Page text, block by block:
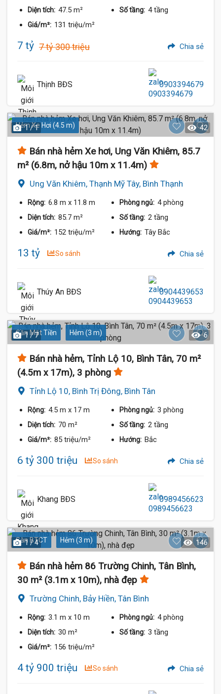
Diện tích: 47.5 m² Số tầng: 4 tầng
Giá/m²: 131 triệu/m²
7 tỷ 7 tỷ 300 triệu Chia sẻ
Thịnh BĐS 0903394679
Hẻm Xe Hơi (4.5 m)
1 / 1 42
Bán nhà hẻm Xe hơi, Ung Văn Khiêm, 85.7
m² (6.8m, nở hậu 10m x 11.4m)
Ung Văn Khiêm, Thạnh Mỹ Tây, Bình Thạnh
Rộng: 6.8 m x 11.8 m Phòng ngủ: 4 phòng
Diện tích: 85.7 m² Số tầng: 2 tầng
Giá/m²: 152 triệu/m² Hướng: Tây Bắc
13 tỷ So sánh Chia sẻ
Thúy An BĐS 0904439653
Gần Mặt Tiền Hẻm (3 m)
1 / 7 6
Bán nhà hẻm, Tỉnh Lộ 10, Bình Tân, 70 m²
(4.5m x 17m), 3 phòng
Tỉnh Lộ 10, Bình Trị Đông, Bình Tân
Rộng: 4.5 m x 17 m Phòng ngủ: 3 phòng
Diện tích: 70 m² Số tầng: 2 tầng
Giá/m²: 85 triệu/m² Hướng: Bắc
6 tỷ 300 triệu So sánh Chia sẻ
Khang BĐS 0989456623
Sàn BTCT Hẻm (3 m)
1 / 4 146
Bán nhà hẻm 86 Trường Chinh, Tân Bình,
30 m² (3.1m x 10m), nhà đẹp
Trường Chinh, Bảy Hiền, Tân Bình
Rộng: 3.1 m x 10 m Phòng ngủ: 4 phòng
Diện tích: 30 m² Số tầng: 3 tầng
Giá/m²: 156 triệu/m²
4 tỷ 900 triệu So sánh Chia sẻ